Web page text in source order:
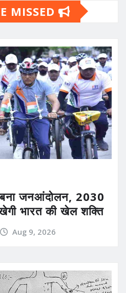
MISSED
बना जनआंदोलन, 2030
भारत की खेल शक्ति
Aug 9, 2026